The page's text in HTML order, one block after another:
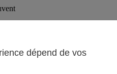
dépend de vos